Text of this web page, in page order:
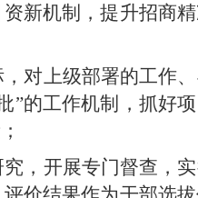
新机制，提升招商
对上级部署的工作
”的工作机制，抓好
，开展专门督查，